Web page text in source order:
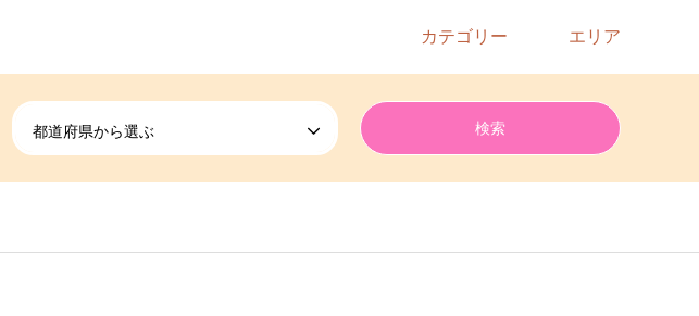
カテゴリー エリア
都道府県から選ぶ